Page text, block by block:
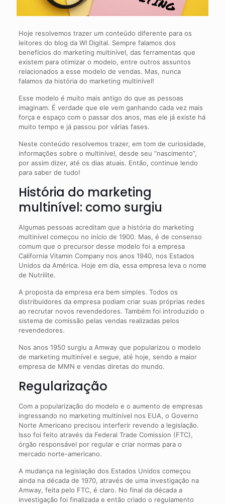
Hoje resolvemos trazer um conteúdo diferente para os
leitores do blog da WI Digital. Sempre falamos dos
benefícios do marketing multinível, das ferramentas que
existem para otimizar o modelo, entre outros assuntos
relacionados a esse modelo de vendas. Mas, nunca
falamos da história do marketing multinível!
Esse modelo é muito mais antigo do que as pessoas
imaginam. É verdade que ele vem ganhando cada vez mais
força e espaço com o passar dos anos, mas ele já existe há
muito tempo e já passou por várias fases.
Neste conteúdo resolvemos trazer, em tom de curiosidade,
informações sobre o multinível, desde seu “nascimento”,
por assim dizer, até os dias atuais. Então, continue lendo
para saber de tudo!
História do marketing
multinível: como surgiu
Algumas pessoas acreditam que a história do marketing
multinível começou no início de 1900. Mas, é de consenso
comum que o precursor desse modelo foi a empresa
California Vitamin Company nos anos 1940, nos Estados
Unidos da América. Hoje em dia, essa empresa leva o nome
de Nutrilite.
A proposta da empresa era bem simples. Todos os
distribuidores da empresa podiam criar suas próprias redes
ao recrutar novos revendedores. Também foi introduzido o
sistema de comissão pelas vendas realizadas pelos
revendedores.
Nos anos 1950 surgiu a Amway que popularizou o modelo
de marketing multinível e segue, até hoje, sendo a maior
empresa de MMN e vendas diretas do mundo.
Regularização
Com a popularização do modelo e o aumento de empresas
ingressando no marketing multinível nos EUA, o Governo
Norte Americano precisou interferir revendo a legislação.
Isso foi feito através da Federal Trade Comission (FTC),
órgão responsável por regular e criar normas para o
mercado norte-americano.
A mudança na legislação dos Estados Unidos começou
ainda na década de 1970, através de uma investigação na
Amway, feita pelo FTC, é claro. No final da década a
investigação foi finalizada e então criado o regulamento